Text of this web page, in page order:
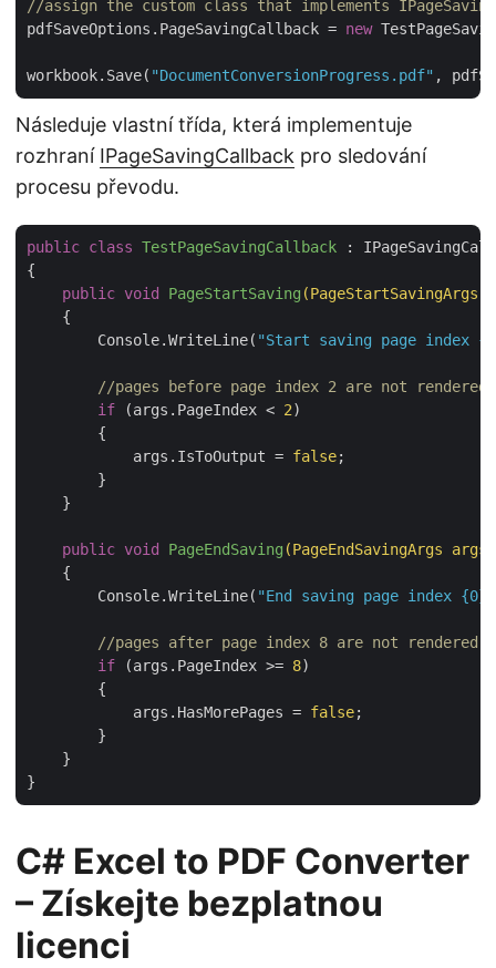
//assign the custom class that implements
pdfSaveOptions.PageSavingCallback = new
workbook.Save( "DocumentConversionProgress.pdf"
Následuje vlastní třída, která implementuje
rozhraní IPageSavingCallback pro sledování
procesu převodu.
public class TestPageSavingCallback :
{
public void PageStartSaving (PageStartSavingArgs
{
        Console.WriteLine(
"Start saving page index
//pages before page index 2 are not rendered.
if (args.PageIndex < 2)
        {
            args.IsToOutput =
false;
        }
    }
public void PageEndSaving (PageEndSavingArgs args)
{
        Console.WriteLine(
"End saving page index
//pages after page index 8 are not rendered.
if (args.PageIndex >= 8)
        {
            args.HasMorePages =
false;
        }
    }
C# Excel to PDF Converter
– Získejte bezplatnou
licenci